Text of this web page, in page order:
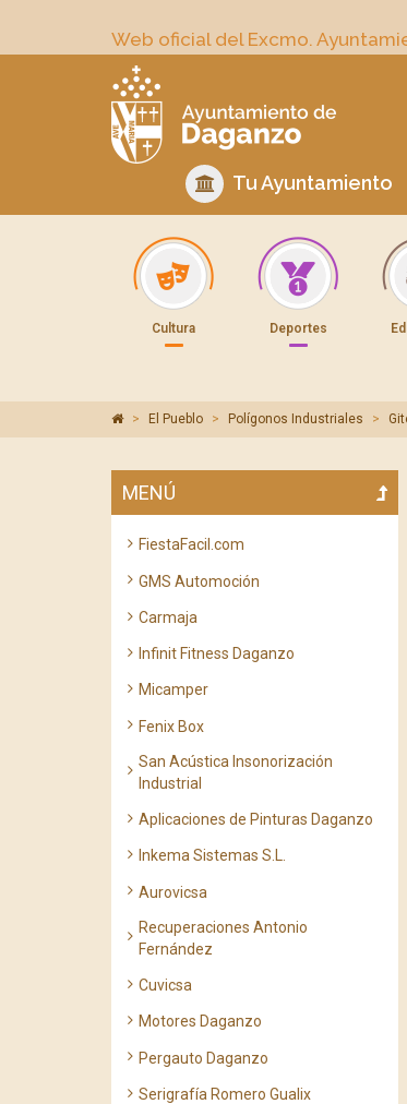
Web oficial del Excmo.
Tu Ayuntamiento
Cultura Deportes
El Pueblo Polígonos Industriales
MENÚ
FiestaFacil.com
GMS Automoción
Carmaja
Infinit Fitness Daganzo
Micamper
Fenix Box
San Acústica Insonorización
Industrial
Aplicaciones de Pinturas Daganzo
Inkema Sistemas S.L.
Aurovicsa
Recuperaciones Antonio
Fernández
Cuvicsa
Motores Daganzo
Pergauto Daganzo
Serigrafía Romero Gualix